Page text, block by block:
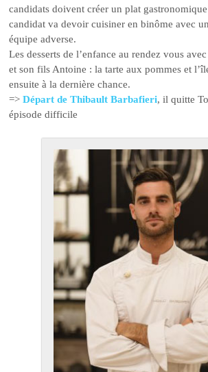
candidats doivent créer un plat
candidat va devoir cuisiner en binôme avec
équipe adverse.
Les desserts de l’enfance au rendez vous
et son fils Antoine : la tarte aux pommes et
ensuite à la dernière chance.
=>Départ de Thibault Barbafieri, il quitte
épisode difficile